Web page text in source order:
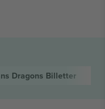
Dragons Billetter